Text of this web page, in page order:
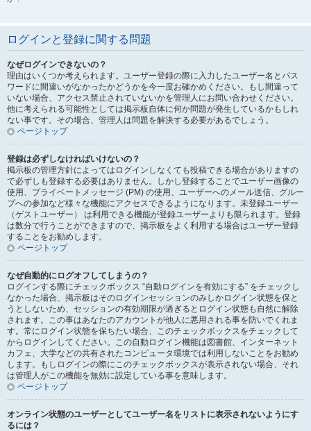
ログインと登録に関する問題
なぜログインできないの？
理由はいくつか考えられます。ユーザー登録の際に入力したユーザー名とパス
ワードに間違いがなかったかどうかを今一度お確かめください。もし間違って
いない場合、アクセス禁止されていないかを管理人にお問い合わせください。
他に考えられる可能性としては掲示板自体に何か問題が発生しているかもしれ
ない事です。その場合、管理人は問題を解決する必要があるでしょう。
ページトップ
登録は必ずしなければいけないの？
掲示板の管理方針によってはログインしなくても投稿できる場合がありますの
で必ずしも登録する必要はありません。しかし登録することでユーザー画像の
使用、プライベートメッセージ (PM) の使用、ユーザーへのメール送信、グルー
プへの参加など様々な機能にアクセスできるようになります。未登録ユーザー
（ゲストユーザー） は利用できる機能が登録ユーザーよりも限られます。登録
は数分で行うことができますので、掲示板をよく利用する場合はユーザー登録
することをお勧めします。
ページトップ
なぜ自動的にログオフしてしまうの？
ログインする際にチェックボックス “自動ログインを有効にする” をチェックし
なかった場合、掲示板はそのログインセッションのみしかログイン状態を保と
うとしないため、セッションの有効期限が過ぎるとログイン状態も自然に解除
されます。この事はあなたのアカウントが他人に悪用される事を防いでくれま
す。常にログイン状態を保ちたい場合、このチェックボックスをチェックして
からログインしてください。この自動ログイン機能は図書館、インターネット
カフェ、大学などの共有されたコンピュータ環境では利用しないことをお勧め
します。もしログインの際にこのチェックボックスが表示されない場合、それ
は管理人がこの機能を無効に設定している事を意味します。
ページトップ
オンライン状態のユーザーとしてユーザー名をリストに表示されないようにす
るには？